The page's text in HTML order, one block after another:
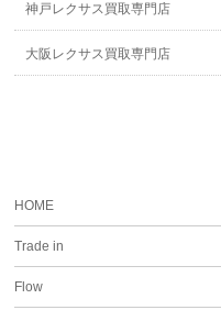
神戸レクサス買取専門店
大阪レクサス買取専門店
HOME
Trade in
Flow